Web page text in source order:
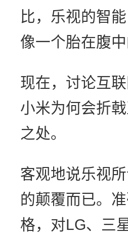
比，乐视的智
像一个胎在腹中
现在，讨论互
小米为何会折
之处。
客观地说乐视
的颠覆而已。
格，对LG、三